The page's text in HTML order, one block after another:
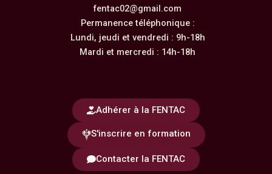
fentac02@gmail.com
Permanence téléphonique :
Lundi, jeudi et vendredi : 9h-18h
Mardi et mercredi : 14h-18h
Adhérer à la FENTAC
S'inscrire en formation
Contacter la FENTAC